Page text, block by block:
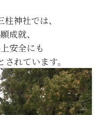
神社では、
成就、
安全にも
れています。